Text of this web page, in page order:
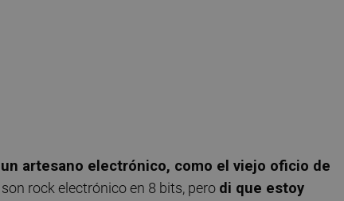
artesano electrónico, como el viejo oficio de
rock electrónico en 8 bits, pero di que estoy